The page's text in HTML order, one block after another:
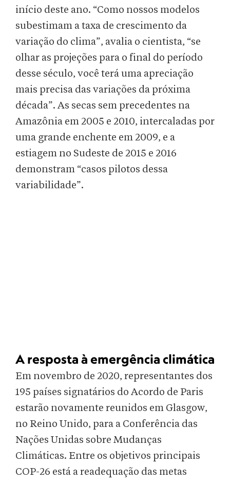
início deste ano. “Como nossos modelos
subestimam a taxa de crescimento da
variação do clima”, avalia o cientista, “se
olhar as projeções para o final do período
desse século, você terá uma apreciação
mais precisa das variações da próxima
década”. As secas sem precedentes na
Amazônia em 2005 e 2010, intercaladas por
uma grande enchente em 2009, e a
estiagem no Sudeste de 2015 e 2016
demonstram “casos pilotos dessa
variabilidade”.
A resposta à emergência climática
Em novembro de 2020, representantes dos
195 países signatários do Acordo de Paris
estarão novamente reunidos em Glasgow,
no Reino Unido, para a Conferência das
Nações Unidas sobre Mudanças
Climáticas. Entre os objetivos principais
COP-26 está a readequação das metas